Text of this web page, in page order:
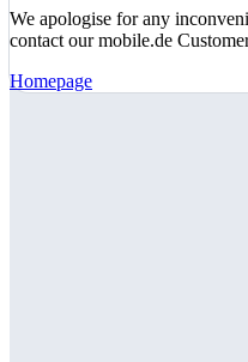
We apologise for any
contact our mobile.de
Homepage